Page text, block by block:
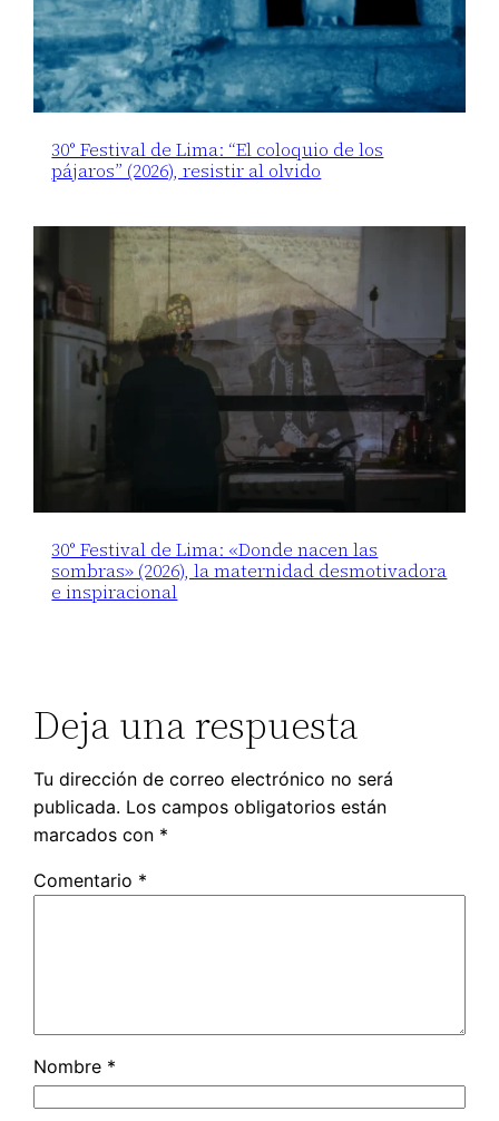
30° Festival de Lima: “El coloquio de los
pájaros” (2026), resistir al olvido
30° Festival de Lima: «Donde nacen las
sombras» (2026), la maternidad desmotivadora
e inspiracional
Deja una respuesta
Tu dirección de correo electrónico no será
publicada. Los campos obligatorios están
marcados con *
Comentario *
Nombre *